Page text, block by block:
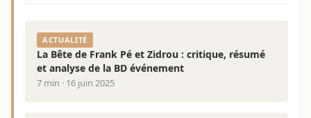
ACTUALITÉ
La Bête de Frank Pé et Zidrou : critique, résumé
et analyse de la BD événement
7 min · 16 juin 2025